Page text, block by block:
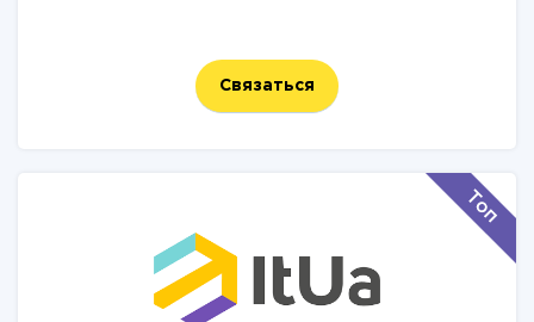
Связаться